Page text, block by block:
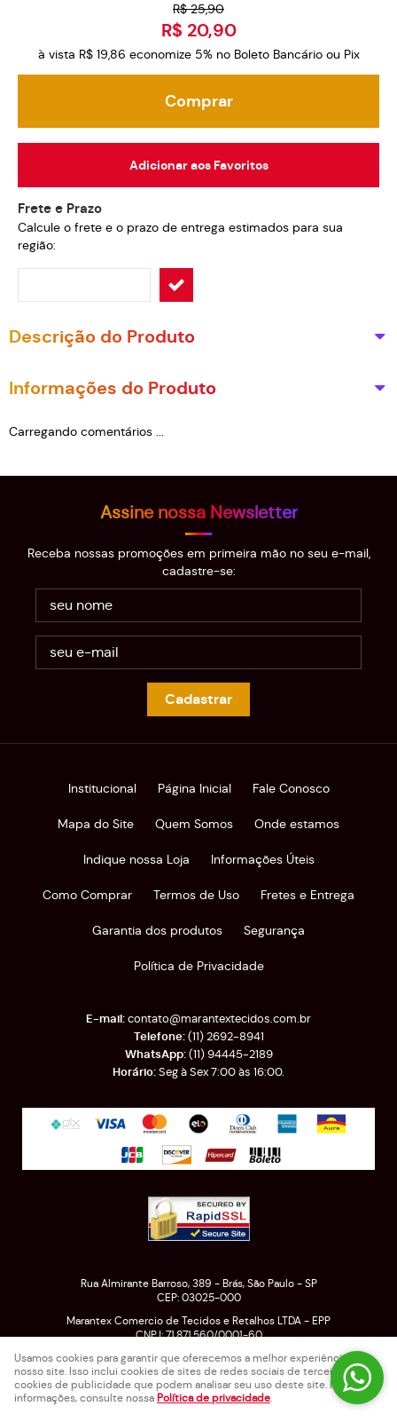
R$ 25,90
R$ 20,90
à vista R$ 19,86 economize 5% no Boleto Bancário ou Pix
Comprar
Adicionar aos Favoritos
Frete e Prazo
Calcule o frete e o prazo de entrega estimados para sua
região:
Descrição do Produto
Informações do Produto
Carregando comentários ...
Assine nossa Newsletter
Receba nossas promoções em primeira mão no seu e-mail,
cadastre-se:
Cadastrar
Institucional Página Inicial Fale Conosco
Mapa do Site Quem Somos Onde estamos
Indique nossa Loja Informações Úteis
Como Comprar Termos de Uso Fretes e Entrega
Garantia dos produtos Segurança
Política de Privacidade
(11)2692-8941
(11)94445-2189
Seg à Sex 7:00 às 16:00.
contato@marantextecidos.com.br
Rua Almirante Barroso, 389 - Brás, São Paulo- SP
CEP: 03025-000
Marantex Comercio de Tecidos e Retalhos LTDA - EPP
CNPJ: 71.871.560/0001-60
LOJA VIRTUAL CRIADA POR
Usamos cookies para garantir que oferecemos a melhor experiência em
nosso site. Isso inclui cookies de sites de redes sociais de terceiros e
cookies de publicidade que podem analisar seu uso deste site. Para mais
informações, consulte nossa Política de privacidade.